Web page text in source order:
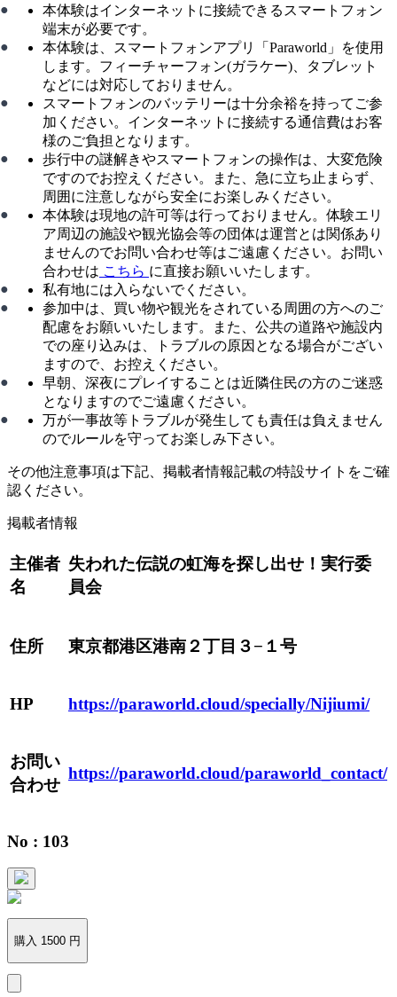
本体験はインターネットに接続できるスマートフォン
端末が必要です。
本体験は、スマートフォンアプリ「Paraworld」を使用
します。フィーチャーフォン(ガラケー)、タブレット
などには対応しておりません。
スマートフォンのバッテリーは十分余裕を持ってご参
加ください。インターネットに接続する通信費はお客
様のご負担となります。
歩行中の謎解きやスマートフォンの操作は、大変危険
ですのでお控えください。また、急に立ち止まらず、
周囲に注意しながら安全にお楽しみください。
本体験は現地の許可等は行っておりません。体験エリ
ア周辺の施設や観光協会等の団体は運営とは関係あり
ませんのでお問い合わせ等はご遠慮ください。お問い
合わせは こちら に直接お願いいたします。
私有地には入らないでください。
参加中は、買い物や観光をされている周囲の方へのご
配慮をお願いいたします。また、公共の道路や施設内
での座り込みは、トラブルの原因となる場合がござい
ますので、お控えください。
早朝、深夜にプレイすることは近隣住民の方のご迷惑
となりますのでご遠慮ください。
万が一事故等トラブルが発生しても責任は負えません
のでルールを守ってお楽しみ下さい。
その他注意事項は下記、掲載者情報記載の特設サイトをご確
認ください。
掲載者情報
主催者
名
失われた伝説の虹海を探し出せ！実行委
員会
住所 東京都港区港南２丁目３−１号
HP https://paraworld.cloud/specially/Nijiumi/
お問い
合わせ
https://paraworld.cloud/paraworld_contact/
No : 103
購入 1500 円